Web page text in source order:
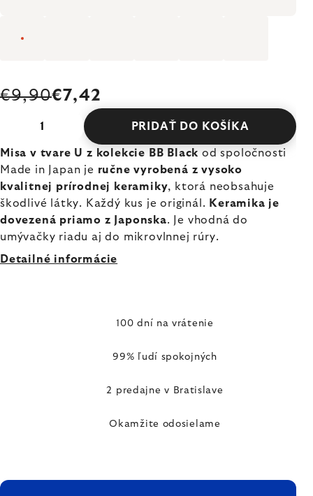
€9,90€7,42
PRIDAŤ DO KOŠÍKA
Misa v tvare U z kolekcie BB Black od spoločnosti
Made in Japan je ručne vyrobená z vysoko
kvalitnej prírodnej keramiky, ktorá neobsahuje
škodlivé látky. Každý kus je originál. Keramika je
dovezená priamo z Japonska. Je vhodná do
umývačky riadu aj do mikrovlnnej rúry.
Detailné informácie
100 dní na vrátenie
99% ľudí spokojných
2 predajne v Bratislave
Okamžite odosielame
ZÁPÄTIE